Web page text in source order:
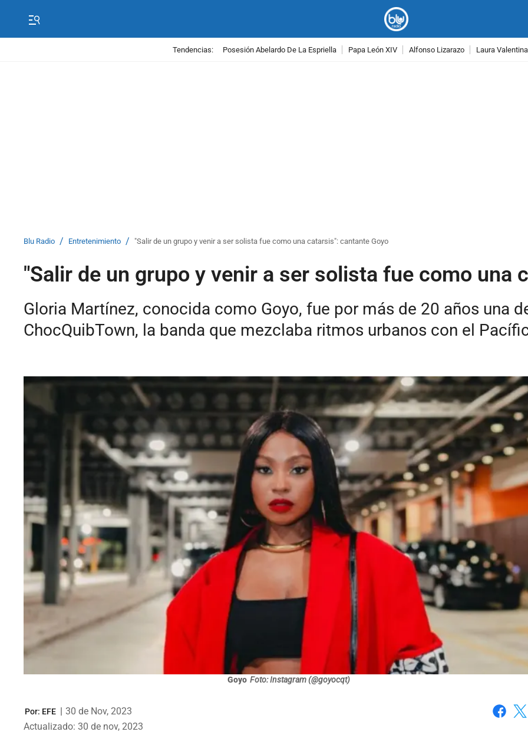
Tendencias: Posesión Abelardo De La Espriella Papa León XIV Alfonso Lizarazo Laura
Blu Radio / Entretenimiento / "Salir de un grupo y venir a ser solista fue como una catarsis": cantante Goyo
"Salir de un grupo y venir a ser solista fue como una
Gloria Martínez, conocida como Goyo, fue por más de 20 años una
ChocQuibTown, la banda que mezclaba ritmos urbanos con el
Goyo Foto: Instagram (@goyocqt)
Por: EFE | 30 de Nov, 2023
Actualizado: 30 de nov, 2023